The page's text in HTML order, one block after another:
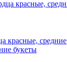
красные, средние